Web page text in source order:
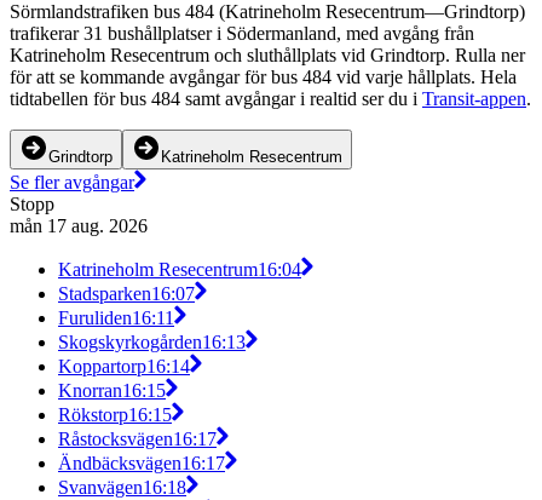
Sörmlandstrafiken bus 484 (Katrineholm Resecentrum—Grindtorp)
trafikerar 31 bushållplatser i Södermanland, med avgång från
Katrineholm Resecentrum och sluthållplats vid Grindtorp. Rulla ner
för att se kommande avgångar för bus 484 vid varje hållplats. Hela
tidtabellen för bus 484 samt avgångar i realtid ser du i Transit-appen.
Grindtorp Katrineholm Resecentrum
Se fler avgångar
Stopp
mån 17 aug. 2026
Katrineholm Resecentrum16:04
Stadsparken16:07
Furuliden16:11
Skogskyrkogården16:13
Koppartorp16:14
Knorran16:15
Rökstorp16:15
Råstocksvägen16:17
Ändbäcksvägen16:17
Svanvägen16:18